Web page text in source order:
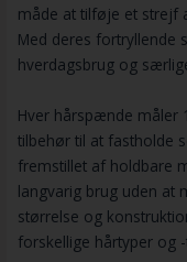
måde at tilføje et strejf
Med deres fortryllende
hverdagsbrug og
Hver hårspænde måler
tilbehør til at fastholde
fremstillet af holdbare
langvarig brug uden at
størrelse og
forskellige hårtyper og